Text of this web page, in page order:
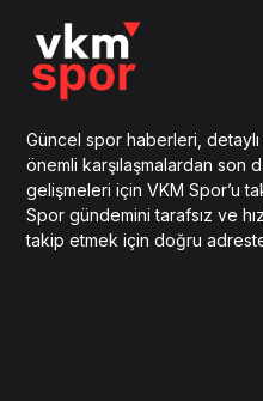
Güncel spor haberleri,
önemli karşılaşmalardan son
gelişmeleri için VKM Spor’u
Spor gündemini tarafsız ve
takip etmek için doğru